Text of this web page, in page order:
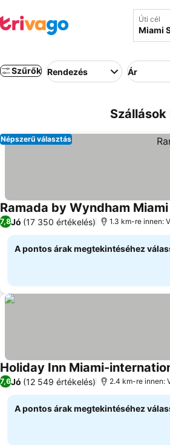
Úti cél
Szűrők Rendezés Ár
Népszerű választás
Ramada by Wyndham
7,8Jó (17 350 értékelés) 1.3 km-re innen:
A pontos árak megtekintéséhez
Holiday Inn Miami-
7,6Jó (12 549 értékelés) 2.4 km-re innen:
A pontos árak megtekintéséhez